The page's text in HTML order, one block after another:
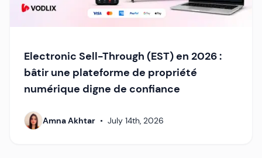
Electronic Sell-Through (EST) en 2026 :
bâtir une plateforme de propriété
numérique digne de confiance
Amna Akhtar • July 14th, 2026